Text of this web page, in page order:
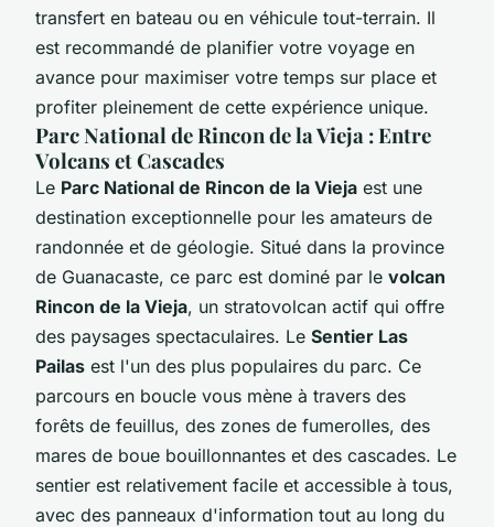
transfert en bateau ou en véhicule tout-terrain. Il
est recommandé de planifier votre voyage en
avance pour maximiser votre temps sur place et
profiter pleinement de cette expérience unique.
Parc National de Rincon de la Vieja : Entre
Volcans et Cascades
Le Parc National de Rincon de la Vieja est une
destination exceptionnelle pour les amateurs de
randonnée et de géologie. Situé dans la province
de Guanacaste, ce parc est dominé par le volcan
Rincon de la Vieja, un stratovolcan actif qui offre
des paysages spectaculaires. Le Sentier Las
Pailas est l'un des plus populaires du parc. Ce
parcours en boucle vous mène à travers des
forêts de feuillus, des zones de fumerolles, des
mares de boue bouillonnantes et des cascades. Le
sentier est relativement facile et accessible à tous,
avec des panneaux d'information tout au long du